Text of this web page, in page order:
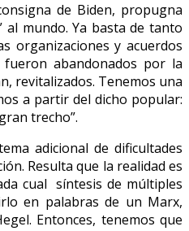
de Biden, propugna
al mundo. Ya basta de tanto
organizaciones y acuerdos
fueron abandonados por la
revitalizados. Tenemos una
a partir del dicho popular:
trecho”.
adicional de dificultades
Resulta que la realidad es
cual síntesis de múltiples
en palabras de un Marx,
Entonces, tenemos que